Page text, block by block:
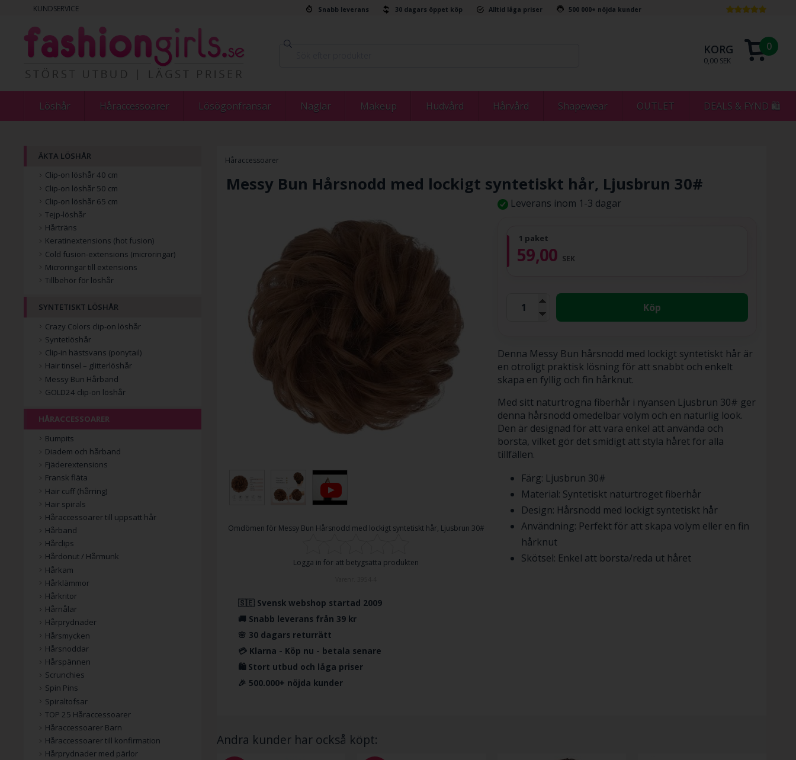
KUNDSERVICE Snabb leverans 30 dagars öppet köp Alltid låga priser 500 000+ nöjda kunder
KORG
0,00 SEK
0
Löshår Håraccessoarer Lösögonfransar Naglar Makeup Hudvård Hårvård Shapewear OUTLET DEALS & FYND 🛍
Håraccessoarer
Messy Bun Hårsnodd med lockigt syntetiskt hår, Ljusbrun 30#
Omdömen för Messy Bun Hårsnodd med lockigt syntetiskt hår, Ljusbrun 30#
Logga in för att betygsätta produkten
🇸🇪 Svensk webshop startad 2009
🚚 Snabb leverans från 39 kr
🌸 30 dagars returrätt
💳 Klarna - Köp nu - betala senare
🛍️ Stort utbud och låga priser
🎉 500.000+ nöjda kunder
Leverans inom 1-3 dagar
1 paket
59,00 SEK
Köp
Denna Messy Bun hårsnodd med lockigt syntetiskt hår är
en otroligt praktisk lösning för att snabbt och enkelt
skapa en fyllig och fin hårknut.
Med sitt naturtrogna fiberhår i nyansen Ljusbrun 30# ger
denna hårsnodd omedelbar volym och en naturlig look.
Den är designad för att vara enkel att använda och
borsta, vilket gör det smidigt att styla håret för alla
tillfällen.
Färg: Ljusbrun 30#
Material: Syntetiskt naturtroget fiberhår
Design: Hårsnodd med lockigt syntetiskt hår
Användning: Perfekt för att skapa volym eller en fin
hårknut
Skötsel: Enkel att borsta/reda ut håret
Andra kunder har också köpt:
ÄKTA LÖSHÅR
Clip-on löshår 40 cm
Clip-on löshår 50 cm
Clip-on löshår 65 cm
Tejp-löshår
Hårträns
Keratinextensions (hot fusion)
Cold fusion-extensions (microringar)
Microringar till extensions
Tillbehör för löshår
SYNTETISKT LÖSHÅR
Crazy Colors clip-on löshår
Syntetlöshår
Clip-in hästsvans (ponytail)
Hair tinsel – glitterlöshår
Messy Bun Hårband
GOLD24 clip-on löshår
HÅRACCESSOARER
Bumpits
Diadem och hårband
Fjäderextensions
Fransk fläta
Hair cuff (hårring)
Hair spirals
Håraccessoarer till uppsatt hår
Hårband
Hårclips
Hårdonut / Hårmunk
Hårkam
Hårklämmor
Hårkritor
Hårnålar
Hårprydnader
Hårsmycken
Hårsnoddar
Hårspännen
Scrunchies
Spin Pins
Spiraltofsar
TOP 25 Håraccessoarer
Håraccessoarer Barn
Håraccessoarer till konfirmation
Hårprydnader med pärlor